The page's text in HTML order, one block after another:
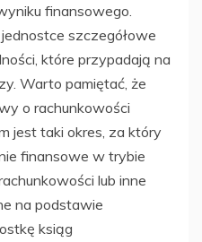
finansowego.
szczegółowe
które przypadają na
Warto pamiętać, że
o rachunkowości
jest taki okres, za który
finansowe w trybie
lub inne
na podstawie
ksiąg